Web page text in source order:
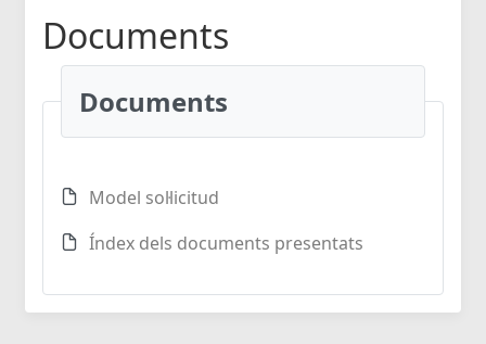
Documents
Documents
Model sol·licitud
Índex dels documents presentats